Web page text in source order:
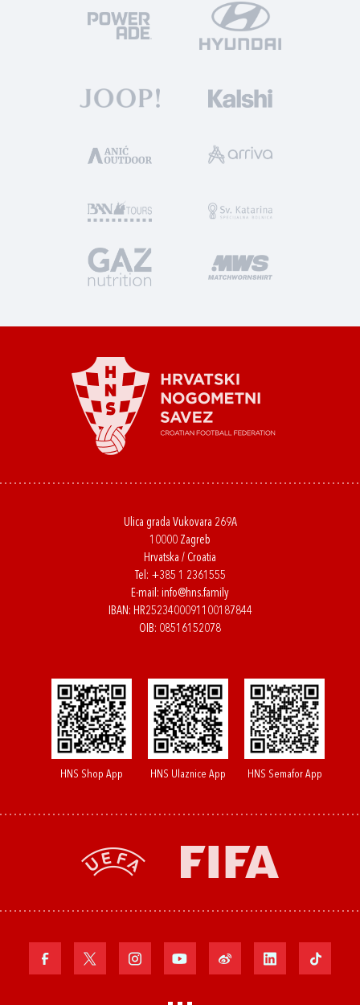
Ulica grada Vukovara 269A
10000 Zagreb
Hrvatska / Croatia
Tel: +385 1 2361555
E-mail: info@hns.family
IBAN: HR2523400091100187844
OIB: 08516152078
HNS Shop App HNS Ulaznice App HNS Semafor App